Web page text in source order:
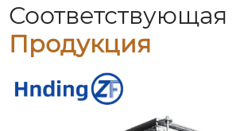
Соответствующая
Продукция